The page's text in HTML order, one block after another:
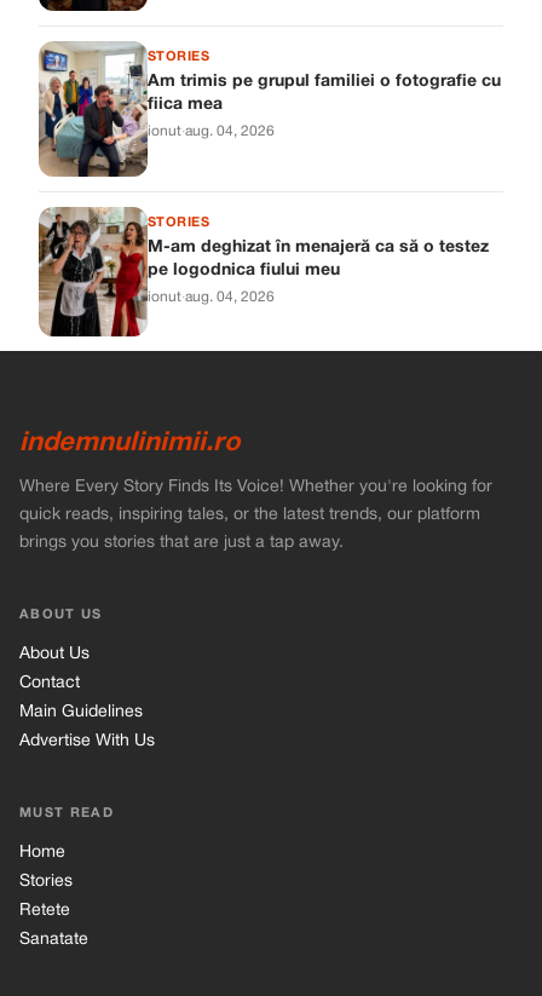
STORIES
Am trimis pe grupul familiei o fotografie cu
fiica mea
ionut·aug. 04, 2026
STORIES
M-am deghizat în menajeră ca să o testez
pe logodnica fiului meu
ionut·aug. 04, 2026
indemnulinimii.ro
Where Every Story Finds Its Voice! Whether you're looking for
quick reads, inspiring tales, or the latest trends, our platform
brings you stories that are just a tap away.
ABOUT US
About Us
Contact
Main Guidelines
Advertise With Us
MUST READ
Home
Stories
Retete
Sanatate